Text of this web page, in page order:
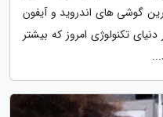
گوشی های اندروید و آیفون
تکنولوژی امروز که بیشتر